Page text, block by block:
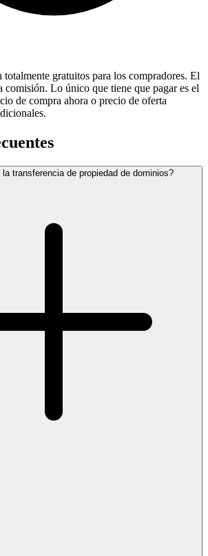
totalmente gratuitos para los compradores. El
comisión. Lo único que tiene que pagar es el
de compra ahora o precio de oferta
transferencia de propiedad de dominios?